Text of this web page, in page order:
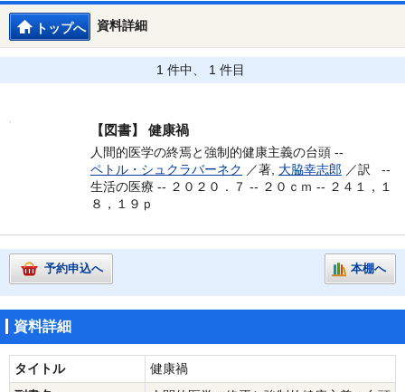
資料詳細
トップへ
1 件中、 1 件目
【図書】 健康禍
人間的医学の終焉と強制的健康主義の台頭 --
ペトル・シュクラバーネク ／著, 大脇幸志郎 ／訳 --
生活の医療 -- ２０２０．７ -- ２０ｃｍ -- ２４１，１
８，１９ｐ
予約申込へ 本棚へ
資料詳細
タイトル
健康禍